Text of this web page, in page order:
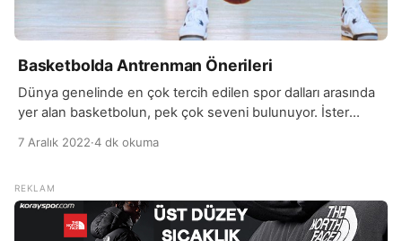
Basketbolda Antrenman Önerileri
Dünya genelinde en çok tercih edilen spor dalları arasında
yer alan basketbolun, pek çok seveni bulunuyor. İster
olsa da, bireysel performansların ön planda olduğu bir oyun
biçimidir. Basketbol oyunlarında ribaunt, şut ve sıçrama
yeteneklerini […]
7 Aralık 2022·4 dk okuma